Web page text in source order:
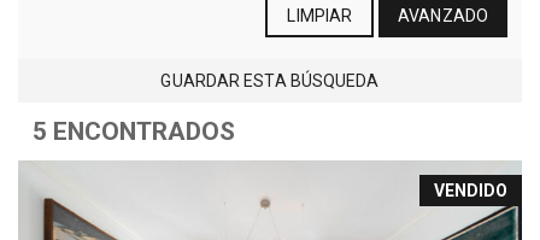
LIMPIAR AVANZADO
GUARDAR ESTA BÚSQUEDA
5 ENCONTRADOS
VENDIDO